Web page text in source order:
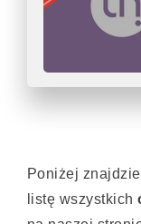
Poniżej
listę wszystkich